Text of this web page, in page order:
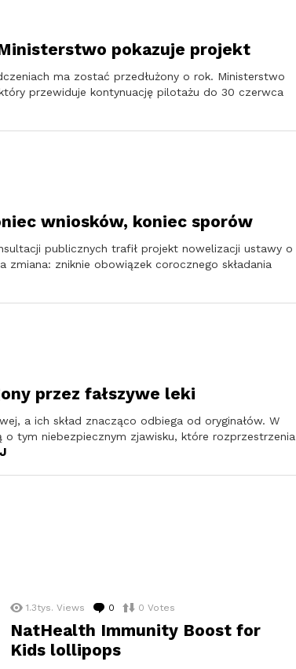
pokazuje projekt
ma zostać przedłużony o rok. Ministerstwo
przewiduje kontynuację pilotażu do 30 czerwca
wniosków, koniec sporów
publicznych trafił projekt nowelizacji ustawy o
zniknie obowiązek corocznego składania
przez fałszywe leki
a ich skład znacząco odbiega od oryginałów. W
tym niebezpiecznym zjawisku, które rozprzestrzenia
1.3tys. Views 0 komentarzy
0 Votes
NatHealth Immunity Boost for
Kids lollipops